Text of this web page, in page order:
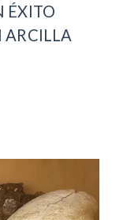
ÉXITO
ARCILLA